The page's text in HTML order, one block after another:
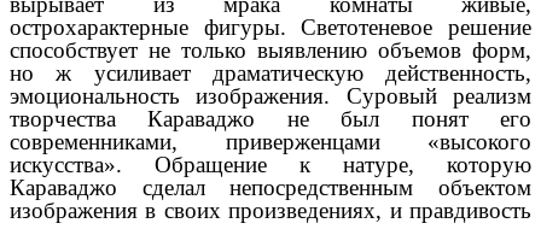
острохарактерные фигуры. Светотеневое решение
способствует не только выявлению объемов форм,
но ж усиливает драматическую действенность,
эмоциональность изображения. Суровый реализм
творчества Караваджо не был понят его
современниками, приверженцами «высокого
искусства». Обращение к натуре, которую
Караваджо сделал непосредственным объектом
изображения в своих произведениях, и правдивость